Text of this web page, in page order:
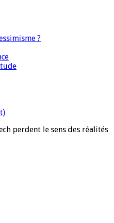
?
perdent le sens des réalités